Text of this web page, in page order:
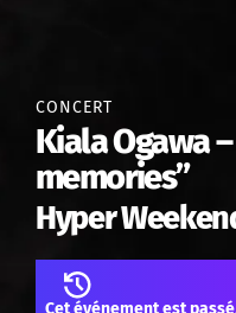
CONCERT
Kiala Ogawa
memories”
Hyper
Cet événement est